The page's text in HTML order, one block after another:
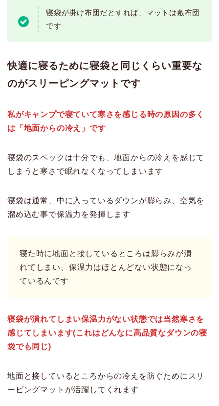
寝袋が掛け布団だとすれば、マットは敷布団
です
快適に寝るために寝袋と同じくらい重要な
のがスリーピングマットです
私がキャンプで寝ていて寒さを感じる時の原因の多く
は「地面からの冷え」です
寝袋のスペックは十分でも、地面からの冷えを感じて
しまうと寒さで眠れなくなってしまいます
寝袋は通常、中に入っているダウンが膨らみ、空気を
溜め込む事で保温力を発揮します
寝た時に地面と接しているところは膨らみが潰
れてしまい、保温力はほとんどない状態になっ
ているんです
寝袋が潰れてしまい保温力がない状態では当然寒さを
感じてしまいます(これはどんなに高品質なダウンの寝
袋でも同じ)
地面と接しているところからの冷えを防ぐためにスリ
ーピングマットが活躍してくれます